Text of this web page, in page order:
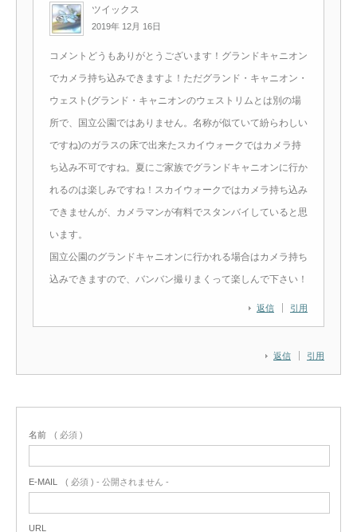
返信 引用
ツイックス
2019年 12月 16日
返信 引用
コメントどうもありがとうございます！グランドキャニオン
でカメラ持ち込みできますよ！ただグランド・キャニオン・
ウェスト(グランド・キャニオンのウェストリムとは別の場
所で、国立公園ではありません。名称が似ていて紛らわしい
ですね)のガラスの床で出来たスカイウォークではカメラ持
ち込み不可ですね。夏にご家族でグランドキャニオンに行か
れるのは楽しみですね！スカイウォークではカメラ持ち込み
できませんが、カメラマンが有料でスタンバイしていると思
います。
国立公園のグランドキャニオンに行かれる場合はカメラ持ち
込みできますので、バンバン撮りまくって楽しんで下さい！
名前 ( 必須 )
E-MAIL ( 必須 ) - 公開されません -
URL